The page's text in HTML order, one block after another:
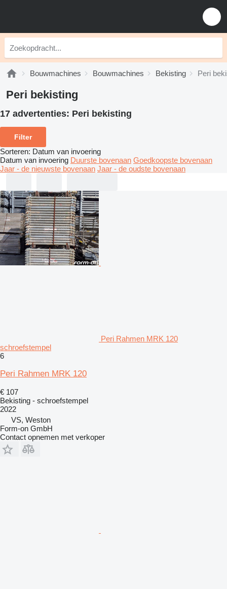
Bouwmachines Bouwmachines Bekisting Peri
Peri bekisting
17 advertenties: Peri bekisting
Filter
Sorteren: Datum van invoering
Datum van invoering Duurste bovenaan Goedkoopste bovenaan
Jaar - de nieuwste bovenaan Jaar - de oudste bovenaan
Peri Rahmen MRK 120
schroefstempel
6
Peri Rahmen MRK 120
€ 107
Bekisting - schroefstempel
2022
VS, Weston
Form-on GmbH
Contact opnemen met verkoper